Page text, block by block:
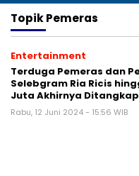
TopikPemeras
Entertainment
Terduga Pemeras dan
Selebgram Ria Ricis
Juta Akhirnya
Rabu, 12 Juni 2024 - 15:56 WIB